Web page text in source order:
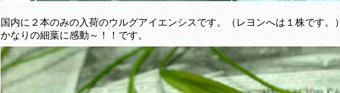
国内に２本のみの入荷のウルグアイエンシスです。（レヨンへは１株です。）
かなりの細葉に感動～！！です。